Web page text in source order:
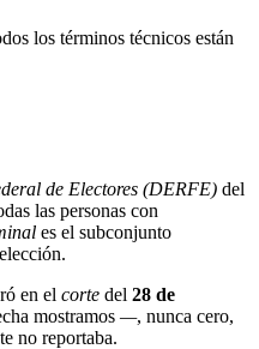
los términos técnicos están
de Electores (DERFE) del
las personas con
es el subconjunto
en el corte del 28 de
mostramos —, nunca cero,
no reportaba.